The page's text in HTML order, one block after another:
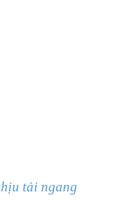
tải ngang